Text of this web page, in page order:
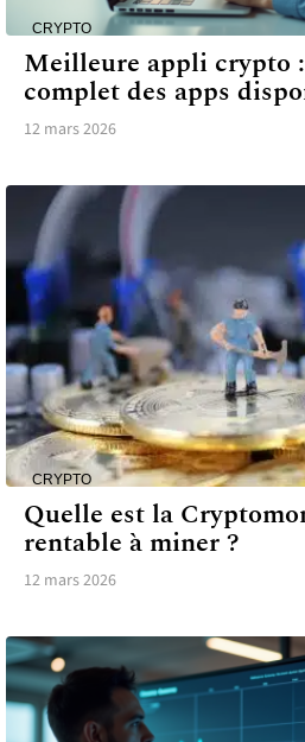
CRYPTO
Meilleure appli crypto
complet des apps
12 mars 2026
CRYPTO
Quelle est la
rentable à miner ?
12 mars 2026